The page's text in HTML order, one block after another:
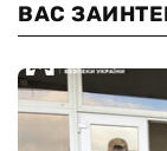
ВАС